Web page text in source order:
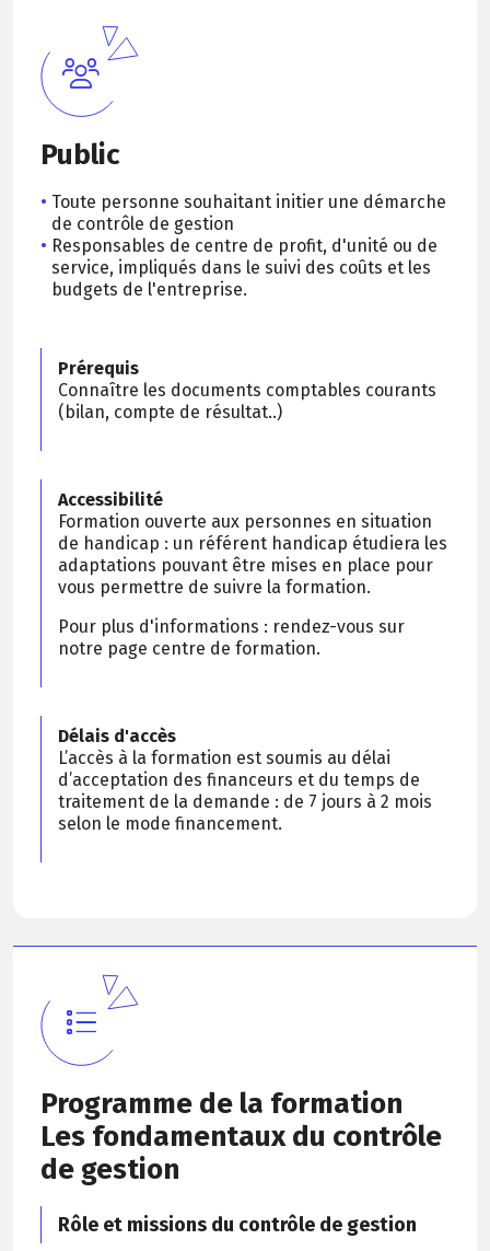
Public
Toute personne souhaitant initier une démarche
de contrôle de gestion
Responsables de centre de profit, d'unité ou de
service, impliqués dans le suivi des coûts et les
budgets de l'entreprise.
Prérequis
Connaître les documents comptables courants
(bilan, compte de résultat..)
Accessibilité
Formation ouverte aux personnes en situation
de handicap : un référent handicap étudiera les
adaptations pouvant être mises en place pour
vous permettre de suivre la formation.
Pour plus d'informations : rendez-vous sur
notre page centre de formation.
Délais d'accès
L’accès à la formation est soumis au délai
d’acceptation des financeurs et du temps de
traitement de la demande : de 7 jours à 2 mois
selon le mode financement.
Programme de la formation
Les fondamentaux du contrôle
de gestion
Rôle et missions du contrôle de gestion